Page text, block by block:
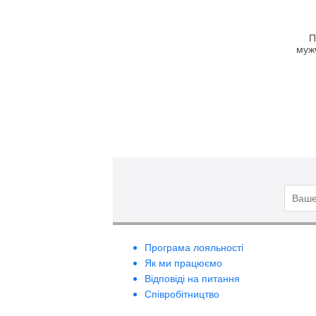
Програма лояльності
Як ми працюємо
Відповіді на питання
Співробітництво